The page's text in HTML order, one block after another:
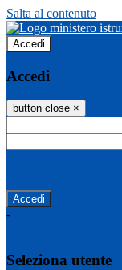
Salta al contenuto
Accedi
Accedi
button close ×
-
Seleziona utente